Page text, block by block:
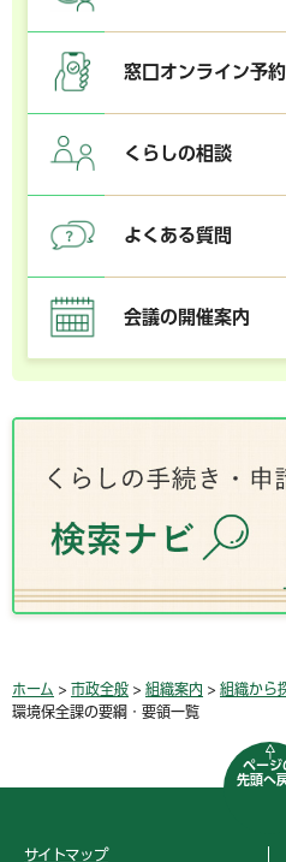
窓口オンライン予約
くらしの相談
よくある質問
会議の開催案内
ホーム > 市政全般 > 組織案内 > 組織から
環境保全課の要綱・要領一覧
ページ
先頭へ
サイトマップ